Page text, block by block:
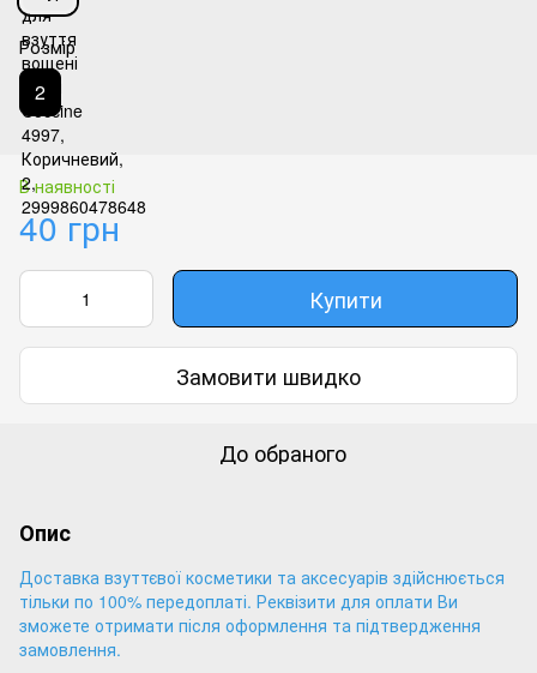
Розмір
2
В наявності
40 грн
Купити
Замовити швидко
До обраного
Опис
Доставка взуттєвої косметики та аксесуарів здійснюється
тільки по 100% передоплаті. Реквізити для оплати Ви
зможете отримати після оформлення та підтвердження
замовлення.